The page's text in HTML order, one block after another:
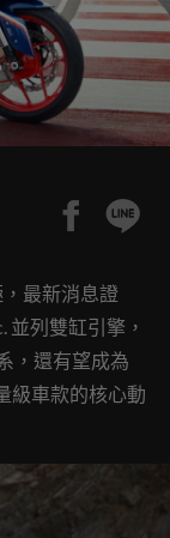
最新消息證
並列雙缸引擎，
，還有望成為
級車款的核心動